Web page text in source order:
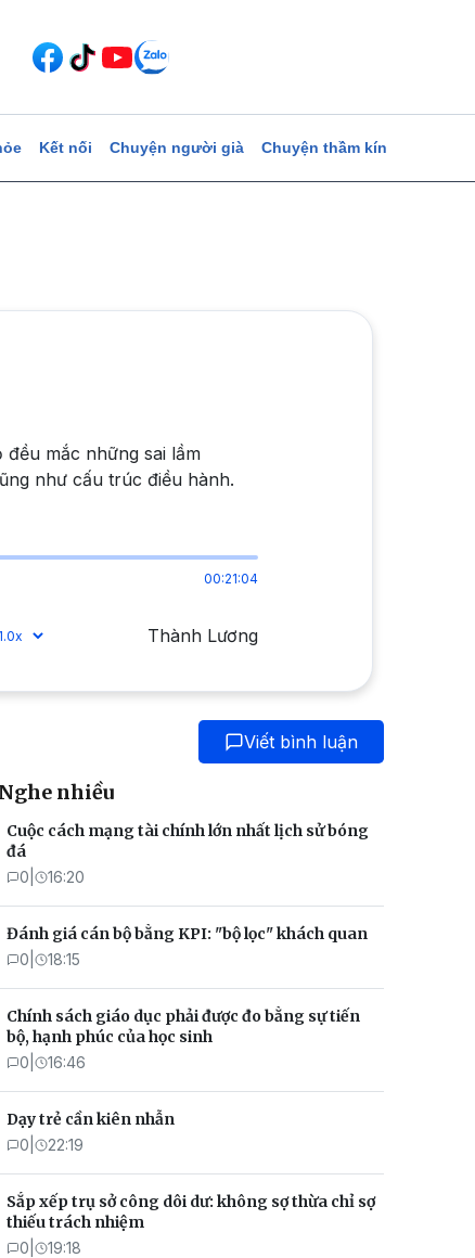
Kết nối Chuyện người già Chuyện thầm kín
đều mắc những sai lầm
như cấu trúc điều hành.
00:21:04
Thành Lương
Viết bình luận
Nghe nhiều
Cuộc cách mạng tài chính lớn nhất lịch sử bóng
đá
0 16:20
Đánh giá cán bộ bằng KPI: "bộ lọc" khách quan
0 18:15
Chính sách giáo dục phải được đo bằng sự tiến
bộ, hạnh phúc của học sinh
0 16:46
Dạy trẻ cần kiên nhẫn
0 22:19
Sắp xếp trụ sở công dôi dư: không sợ thừa chỉ sợ
thiếu trách nhiệm
0 19:18